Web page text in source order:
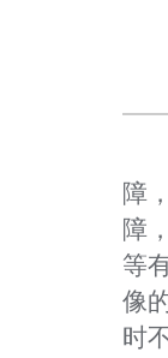
障
障
等
像
时